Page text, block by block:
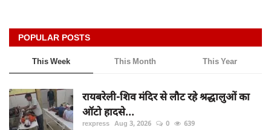
POPULAR POSTS
This Week This Month This Year
रायबरेली-शिव मंदिर से लौट रहे श्रद्धालुओं का
ऑटो हादसे...
rexpress Aug 3, 2026 0 639